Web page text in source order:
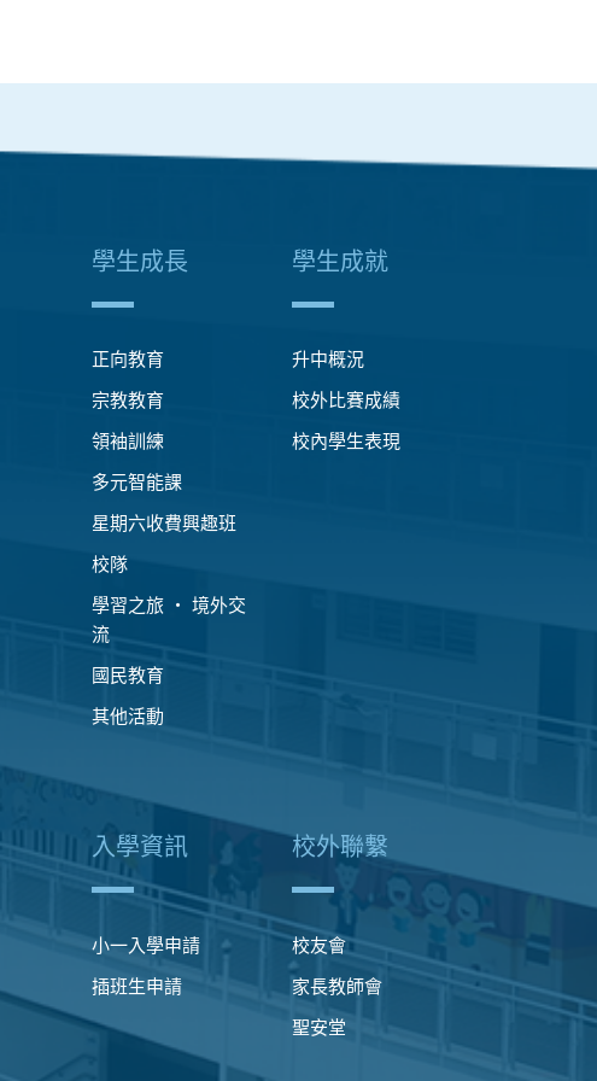
學生成長
正向教育
宗教教育
領袖訓練
多元智能課
星期六收費興趣班
校隊
學習之旅 ‧ 境外交
流
國民教育
其他活動
學生成就
升中概況
校外比賽成績
校內學生表現
入學資訊
小一入學申請
插班生申請
校外聯繫
校友會
家長教師會
聖安堂